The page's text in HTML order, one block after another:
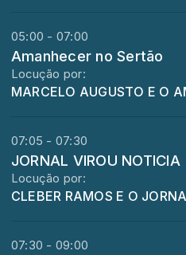
05:00 - 07:00
Amanhecer no Sertão
Locução por:
07:05 - 07:30
JORNAL VIROU NOTICIA
Locução por:
07:30 - 09:00